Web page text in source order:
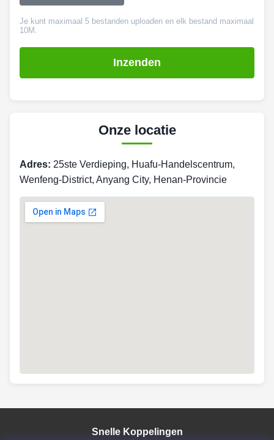
Je kunt maximaal 5 bestanden uploaden en elk bestand maximaal
10M.
Inzenden
Onze locatie
Adres: 25ste Verdieping, Huafu-Handelscentrum,
Wenfeng-District, Anyang City, Henan-Provincie
Snelle Koppelingen